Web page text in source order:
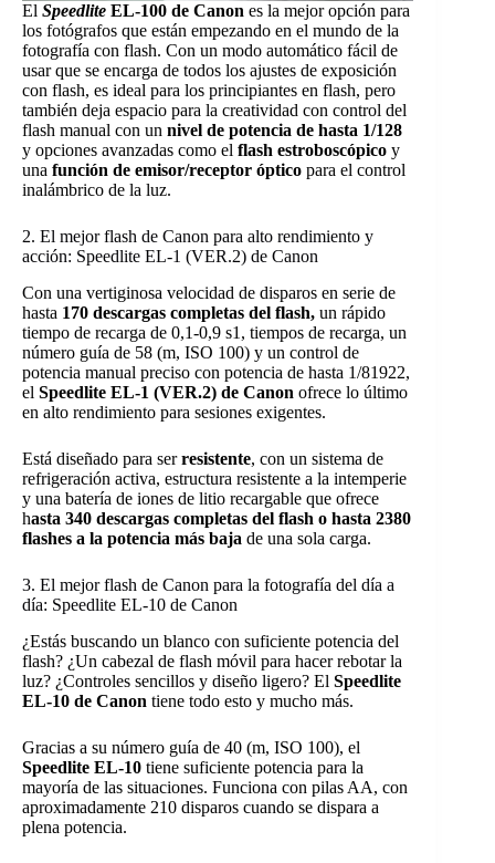
El Speedlite EL-100 de Canon es la mejor opción para
los fotógrafos que están empezando en el mundo de la
fotografía con flash. Con un modo automático fácil de
usar que se encarga de todos los ajustes de exposición
con flash, es ideal para los principiantes en flash, pero
también deja espacio para la creatividad con control del
flash manual con un nivel de potencia de hasta 1/128
y opciones avanzadas como el flash estroboscópico y
una función de emisor/receptor óptico para el control
inalámbrico de la luz.
2. El mejor flash de Canon para alto rendimiento y
acción: Speedlite EL-1 (VER.2) de Canon
Con una vertiginosa velocidad de disparos en serie de
hasta 170 descargas completas del flash, un rápido
tiempo de recarga de 0,1-0,9 s1, tiempos de recarga, un
número guía de 58 (m, ISO 100) y un control de
potencia manual preciso con potencia de hasta 1/81922,
el Speedlite EL-1 (VER.2) de Canon ofrece lo último
en alto rendimiento para sesiones exigentes.
Está diseñado para serresistente, con un sistema de
refrigeración activa, estructura resistente a la intemperie
y una batería de iones de litio recargable que ofrece
hasta 340 descargas completas del flash o hasta 2380
flashes a la potencia más baja de una sola carga.
3. El mejor flash de Canon para la fotografía del día a
día: Speedlite EL-10 de Canon
¿Estás buscando un blanco con suficiente potencia del
flash? ¿Un cabezal de flash móvil para hacer rebotar la
luz? ¿Controles sencillos y diseño ligero? El Speedlite
EL-10 de Canon tiene todo esto y mucho más.
Gracias a su número guía de 40 (m, ISO 100), el
Speedlite EL-10 tiene suficiente potencia para la
mayoría de las situaciones. Funciona con pilas AA, con
aproximadamente 210 disparos cuando se dispara a
plena potencia.